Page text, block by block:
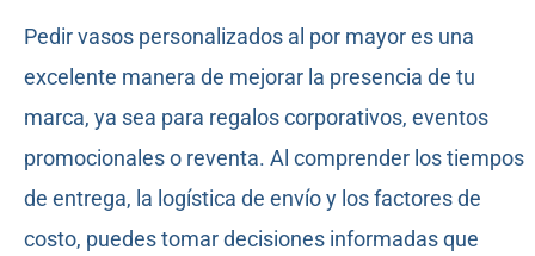
Pedir vasos personalizados al por mayor es una
excelente manera de mejorar la presencia de tu
marca, ya sea para regalos corporativos, eventos
promocionales o reventa. Al comprender los tiempos
de entrega, la logística de envío y los factores de
costo, puedes tomar decisiones informadas que